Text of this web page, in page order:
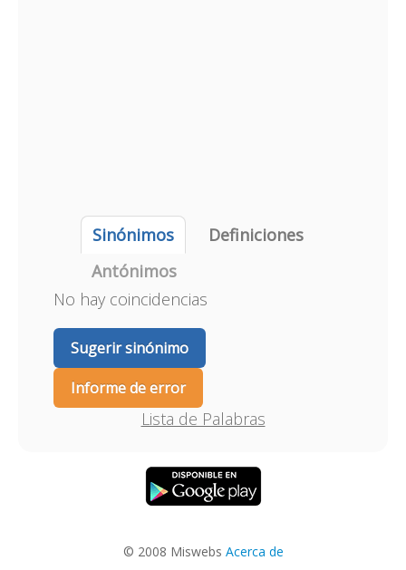
Sinónimos
Definiciones
Antónimos
No hay coincidencias
Sugerir sinónimo
Informe de error
Lista de Palabras
© 2008 Miswebs Acerca de